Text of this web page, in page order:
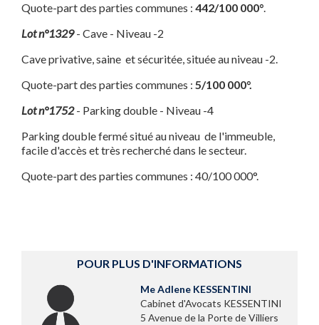
Quote-part des parties communes : 442/100 000°.
Lot n°1329- Cave - Niveau -2
Cave privative, saine et sécuritée, située au niveau -2.
Quote-part des parties communes : 5/100 000°.
Lot n°1752- Parking double - Niveau -4
Parking double fermé situé au niveau de l'immeuble,
facile d'accès et très recherché dans le secteur.
Quote-part des parties communes : 40/100 000°.
POUR PLUS D'INFORMATIONS
Me Adlene KESSENTINI
Cabinet d'Avocats KESSENTINI
5 Avenue de la Porte de Villiers